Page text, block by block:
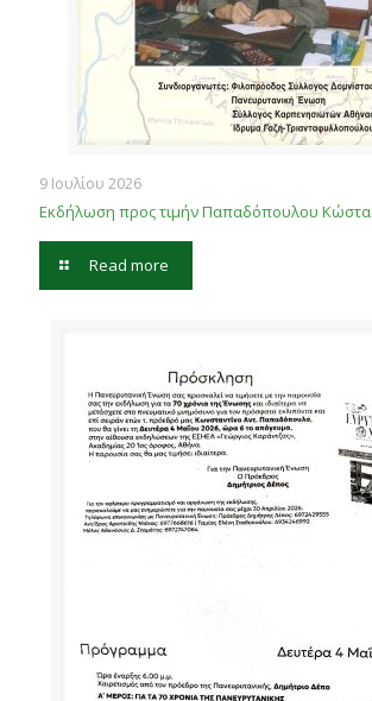
9 Ιουλίου 2026
Εκδήλωση προς τιμήν Παπαδόπουλου Κώστα
Read more